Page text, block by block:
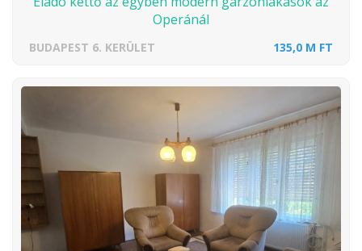
Operánál
BUDAPEST 6. KERÜLET 135,0 M FT